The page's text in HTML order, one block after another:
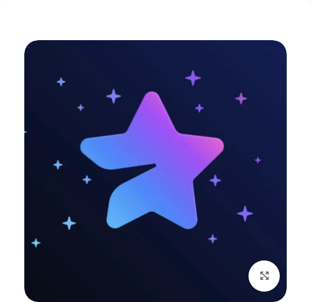
بزرگنمایی تصویر